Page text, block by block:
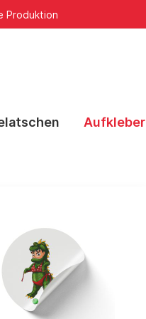
Produktion
Aufkleber